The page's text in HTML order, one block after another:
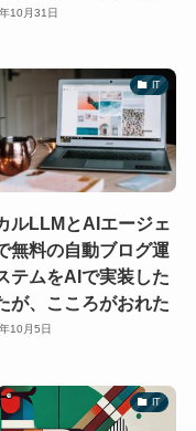
10月31日
IT
ルLLMとAIエージェ
無料の自動ブログ運
テムをAIで実装した
が、こころがおれた
10月5日
IT